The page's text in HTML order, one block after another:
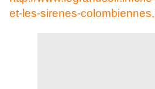
et-les-sirenes-